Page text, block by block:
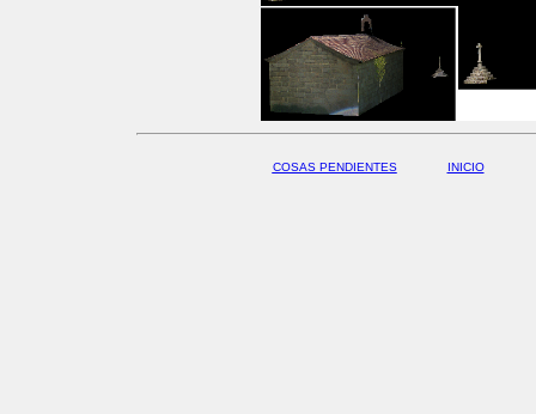
COSAS PENDIENTES INICIO